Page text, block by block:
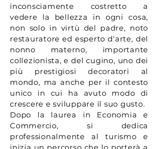
inconsciamente costretto a
vedere la bellezza in ogni cosa,
non solo in virtù del padre, noto
restauratore ed esperto d'arte, del
nonno materno, importante
collezionista, e del cugino, uno dei
più prestigiosi decoratori al
mondo, ma anche per il contesto
unico in cui ha avuto modo di
crescere e sviluppare il suo gusto.
Dopo la laurea in Economia e
Commercio, si dedica
professionalmente al turismo e